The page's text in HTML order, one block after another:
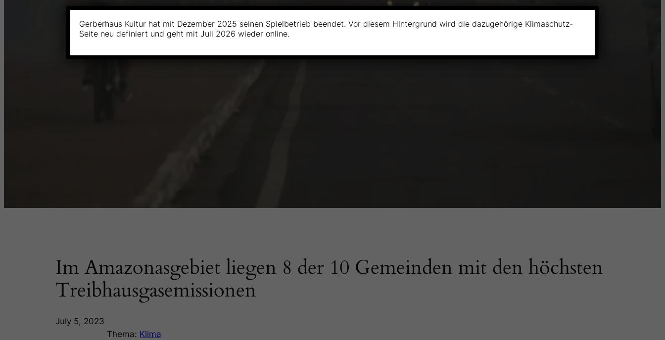
Im Amazonasgebiet liegen 8 der 10 Gemeinden mit den höchsten
Treibhausgasemissionen
July 5, 2023
Thema: Klima
Gerberhaus Kultur hat mit Dezember 2025 seinen Spielbetrieb beendet. Vor diesem Hintergrund wird die dazugehörige Klimaschutz-
Seite neu definiert und geht mit Juli 2026 wieder online.